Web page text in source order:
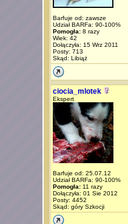
Barfuje od: zawsze
Udział BARFa: 90-100%
Pomogła:8 razy
Wiek: 42
Dołączyła: 15 Wrz 2011
Posty: 713
Skąd: Libiąż
ciocia_mlotek
Ekspert
Barfuje od: 25.07.12
Udział BARFa: 90-100%
Pomogła:11 razy
Dołączyła: 01 Sie 2012
Posty: 4452
Skąd: góry Szkocji